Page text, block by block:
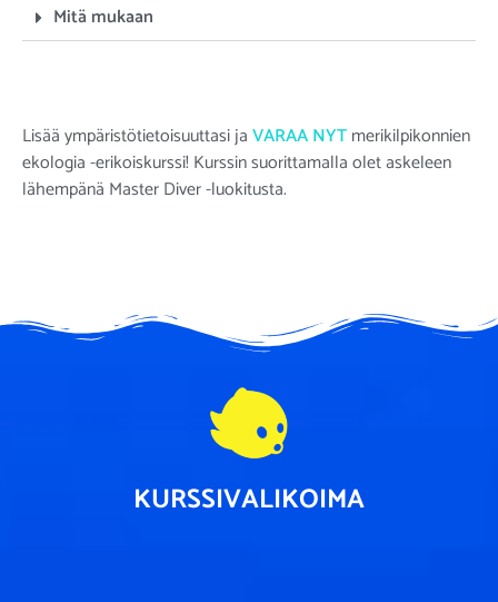
Mitä mukaan
Lisää ympäristötietoisuuttasi jaVARAA NYTmerikilpikonnien
ekologia -erikoiskurssi! Kurssin suorittamalla olet askeleen
lähempänä Master Diver -luokitusta.
KURSSIVALIKOIMA